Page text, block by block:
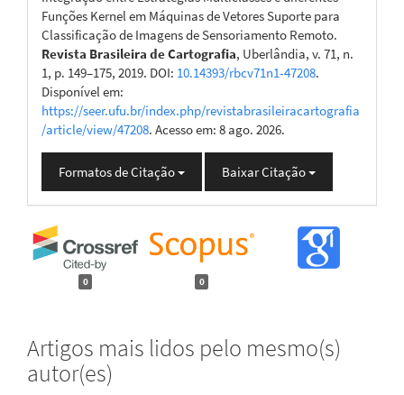
Funções Kernel em Máquinas de Vetores Suporte para
Classificação de Imagens de Sensoriamento Remoto.
Revista Brasileira de Cartografia, Uberlândia, v. 71, n.
1, p. 149–175, 2019. DOI: 10.14393/rbcv71n1-47208.
Disponível em:
https://seer.ufu.br/index.php/revistabrasileiracartografia
/article/view/47208. Acesso em: 8 ago. 2026.
Formatos de Citação Baixar Citação
0 0
Artigos mais lidos pelo mesmo(s)
autor(es)